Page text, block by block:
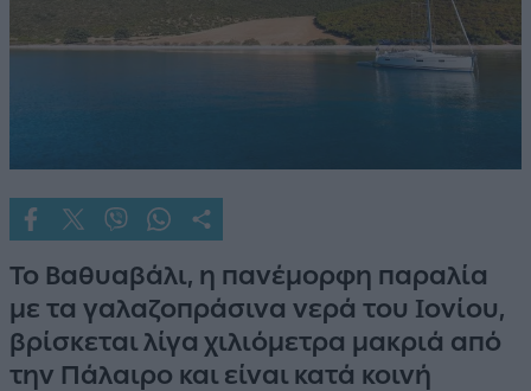
Το Βαθυαβάλι, η πανέμορφη παραλία
με τα γαλαζοπράσινα νερά του Ιονίου,
βρίσκεται λίγα χιλιόμετρα μακριά από
την Πάλαιρο και είναι κατά κοινή